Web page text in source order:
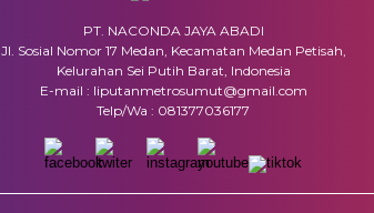
PT. NACONDA JAYA ABADI
Jl. Sosial Nomor 17 Medan, Kecamatan Medan Petisah,
Kelurahan Sei Putih Barat, Indonesia
E-mail : liputanmetrosumut@gmail.com
Telp/Wa : 081377036177